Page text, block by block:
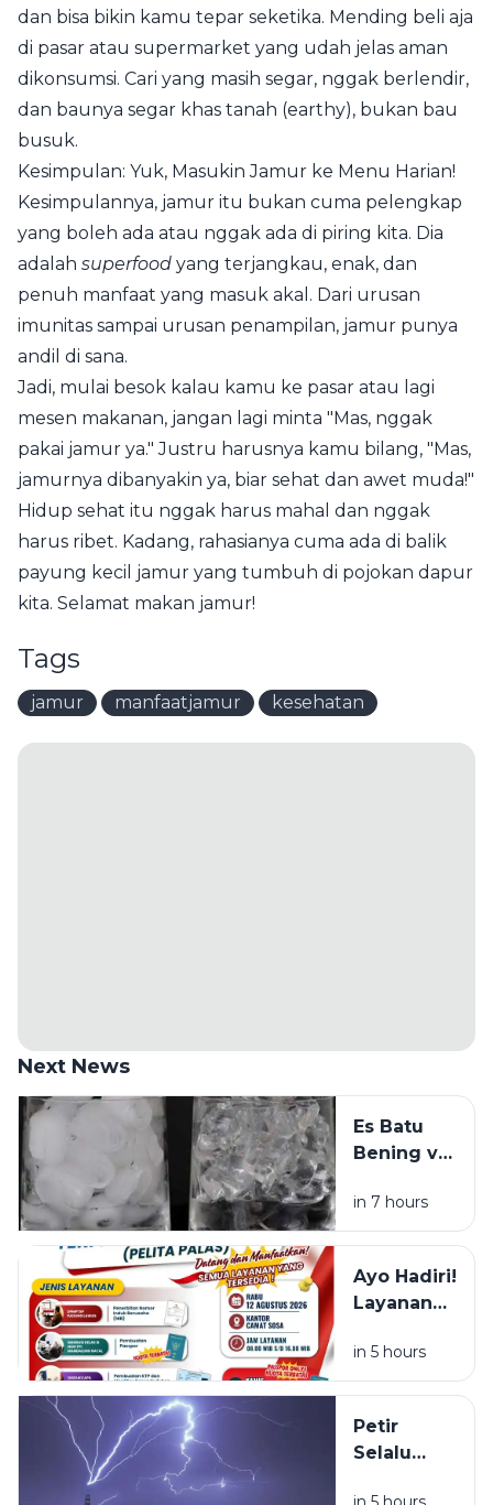
dan bisa bikin kamu tepar seketika. Mending beli aja
di pasar atau supermarket yang udah jelas aman
dikonsumsi. Cari yang masih segar, nggak berlendir,
dan baunya segar khas tanah (earthy), bukan bau
busuk.
Kesimpulan: Yuk, Masukin Jamur ke Menu Harian!
Kesimpulannya, jamur itu bukan cuma pelengkap
yang boleh ada atau nggak ada di piring kita. Dia
adalah superfood yang terjangkau, enak, dan
penuh manfaat yang masuk akal. Dari urusan
imunitas sampai urusan penampilan, jamur punya
andil di sana.
Jadi, mulai besok kalau kamu ke pasar atau lagi
mesen makanan, jangan lagi minta "Mas, nggak
pakai jamur ya." Justru harusnya kamu bilang, "Mas,
jamurnya dibanyakin ya, biar sehat dan awet muda!"
Hidup sehat itu nggak harus mahal dan nggak
harus ribet. Kadang, rahasianya cuma ada di balik
payung kecil jamur yang tumbuh di pojokan dapur
kita. Selamat makan jamur!
Tags
jamur manfaatjamur kesehatan
Next News
Es Batu
Bening vs
Putih, Apa
Bedanya?
in 7 hours
Ayo Hadiri!
Layanan
Pajak Dan
Paspor
Warga
Sosa
in 5 hours
Petir
Selalu